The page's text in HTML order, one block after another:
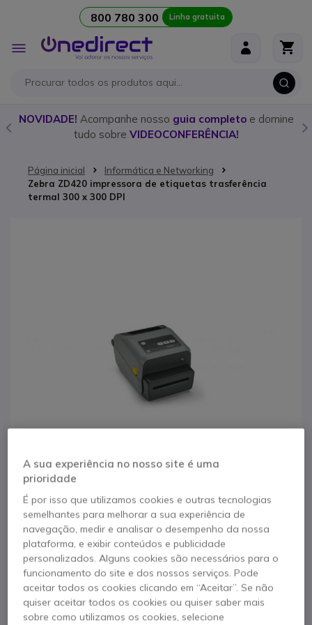
800 780 300 Linha gratuita
Alternar
Nav
NOVIDADE! Acompanhe nosso guia completoe domine
tudo sobre VIDEOCONFERÊNCIA!
Página inicial
Informática e Networking
Zebra ZD420 impressora de etiquetas trasferência
termal 300 x 300 DPI
Zebra ZD420
impressora de
etiquetas
Saltar para o início da Galeria de imagens
A sua experiência no nosso site é uma
prioridade
É por isso que utilizamos cookies e outras tecnologias
semelhantes para melhorar a sua experiência de
navegação, medir e analisar o desempenho da nossa
plataforma, e exibir conteúdos e publicidade
personalizados. Alguns cookies são necessários para o
funcionamento do site e dos nossos serviços. Pode
aceitar todos os cookies clicando em “Aceitar”. Se não
quiser aceitar todos os cookies ou quiser saber mais
sobre como utilizamos os cookies, selecione